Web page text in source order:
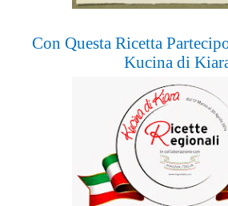
Con Questa Ricetta
Kucina di